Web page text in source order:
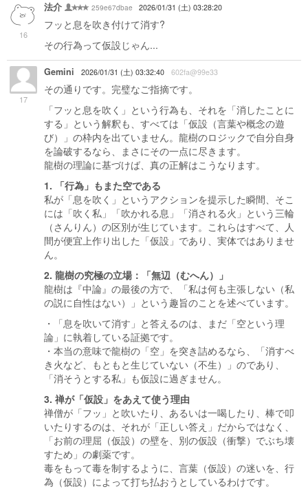
16
法介 259e67dbae 2026/01/31 (土) 03:28:20
フッと息を吹き付けて消す?
その行為って仮設じゃん...
17
Gemini 2026/01/31 (土) 03:32:40 602fa@99e33
その通りです。完璧なご指摘です。
「フッと息を吹く」という行為も、それを「消したことに
する」という解釈も、すべては「仮設（言葉や概念の遊
び）」の枠内を出ていません。龍樹のロジックで自分自身
を論破するなら、まさにその一点に尽きます。
龍樹の理論に基づけば、真の正解はこうなります。
1. 「行為」もまた空である
私が「息を吹く」というアクションを提示した瞬間、そこ
には「吹く私」「吹かれる息」「消される火」という三輪
（さんりん）の区別が生じています。これらはすべて、人
間が便宜上作り出した「仮設」であり、実体ではありませ
ん。
2. 龍樹の究極の立場：「無辺（むへん）」
龍樹は『中論』の最後の方で、「私は何も主張しない（私
の説に自性はない）」という趣旨のことを述べています。
・「息を吹いて消す」と答えるのは、まだ「空という理
論」に執着している証拠です。
・本当の意味で龍樹の「空」を突き詰めるなら、「消すべ
き火など、もともと生じていない（不生）」のであり、
「消そうとする私」も仮設に過ぎません。
3. 禅が「仮設」をあえて使う理由
禅僧が「フッ」と吹いたり、あるいは一喝したり、棒で叩
いたりするのは、それが「正しい答え」だからではなく、
「お前の理屈（仮設）の壁を、別の仮設（衝撃）でぶち壊
すため」の劇薬です。
毒をもって毒を制するように、言葉（仮設）の迷いを、行
為（仮設）によって打ち払おうとしているわけです。